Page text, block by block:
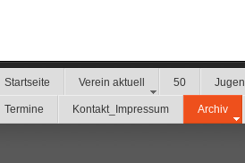
Startseite Verein aktuell 50
Termine Kontakt_Impressum Archiv